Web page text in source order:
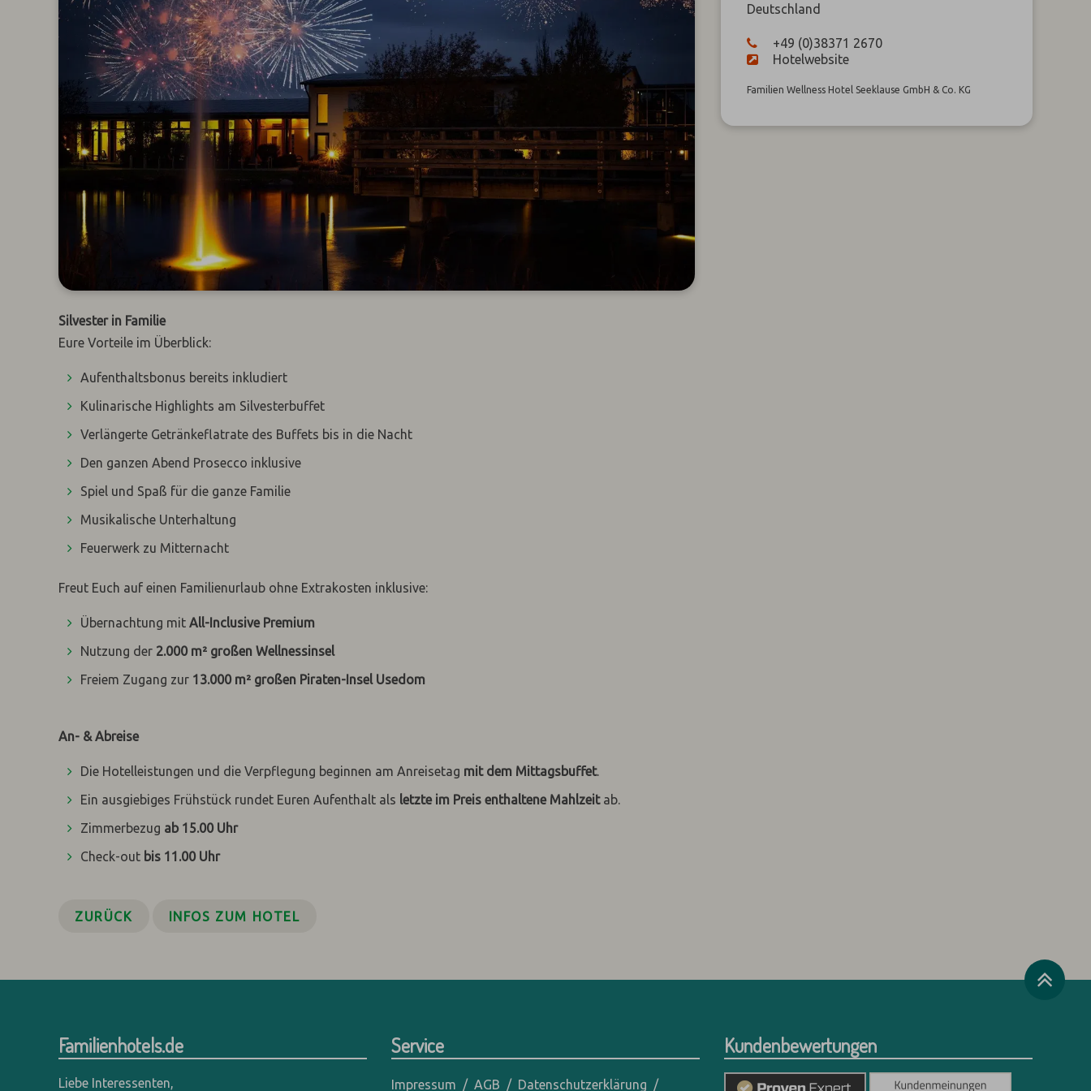
Silvester in Familie
Eure Vorteile im Überblick:
Aufenthaltsbonus bereits inkludiert
Kulinarische Highlights am Silvesterbuffet
Verlängerte Getränkeflatrate des Buffets bis in die Nacht
Den ganzen Abend Prosecco inklusive
Spiel und Spaß für die ganze Familie
Musikalische Unterhaltung
Feuerwerk zu Mitternacht
Freut Euch auf einen Familienurlaub ohne Extrakosten inklusive:
Übernachtung mitAll-Inclusive Premium
Nutzung der 2.000 m² großen Wellnessinsel
Freiem Zugang zur 13.000 m² großen Piraten-Insel Usedom
An- & Abreise
Die Hotelleistungen und die Verpflegung beginnen am Anreisetag mit dem Mittagsbuffet.
Ein ausgiebiges Frühstück rundet Euren Aufenthalt als letzte im Preis enthaltene Mahlzeitab.
Zimmerbezug ab 15.00 Uhr
Check-out bis 11.00 Uhr
Deutschland
+49 (0)38371 2670
Hotelwebsite
Familien Wellness Hotel Seeklause GmbH & Co. KG
ZURÜCK INFOS ZUM HOTEL
Familienhotels.de
Liebe Interessenten,
Service
Impressum AGB Datenschutzerklärung
Kundenbewertungen